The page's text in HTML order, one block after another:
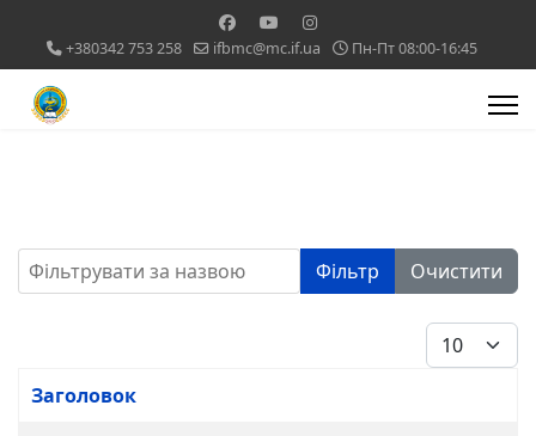
+380342 753 258 ifbmc@mc.if.ua Пн-Пт 08:00-16:45
Фільтрувати за назвою Фільтр Очистити
Показувати
Заголовок